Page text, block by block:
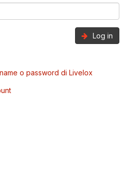
Log in
o password di Livelox